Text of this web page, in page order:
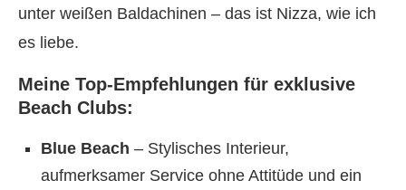
unter weißen Baldachinen – das ist Nizza, wie ich
es liebe.
Meine Top-Empfehlungen für exklusive
Beach Clubs:
Blue Beach – Stylisches Interieur,
aufmerksamer Service ohne Attitüde und ein